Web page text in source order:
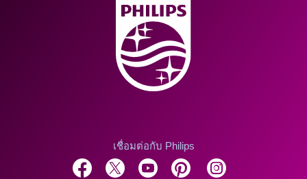
เชื่อมต่อกับ Philips